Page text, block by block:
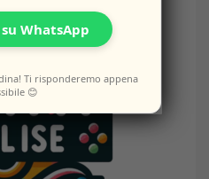
WhatsApp
Ti risponderemo appena
😊